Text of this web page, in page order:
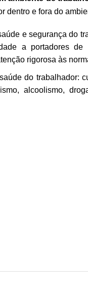
dentro e fora do
e segurança do
a portadores
rigorosa às
do trabalhador:
alcoolismo,